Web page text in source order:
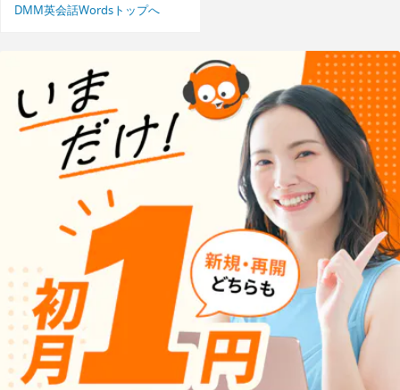
DMM英会話Wordsトップへ